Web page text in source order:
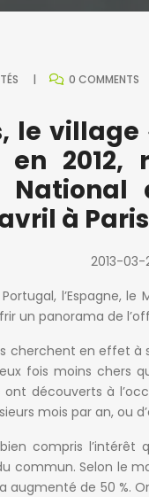
0 COMMENTS
le
à
l’Espagne,
un panorama de
cherchent en effet
fois moins chers
ont découverts à
mois par an, ou
compris
commun. Selon le
augmenté de 50 %.